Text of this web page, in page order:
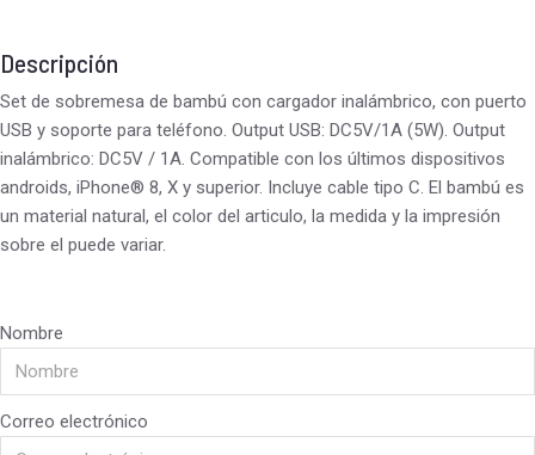
Descripción
Set de sobremesa de bambú con cargador inalámbrico, con puerto
USB y soporte para teléfono. Output USB: DC5V/1A (5W). Output
inalámbrico: DC5V / 1A. Compatible con los últimos dispositivos
androids, iPhone® 8, X y superior. Incluye cable tipo C. El bambú es
un material natural, el color del articulo, la medida y la impresión
sobre el puede variar.
Nombre
Correo electrónico